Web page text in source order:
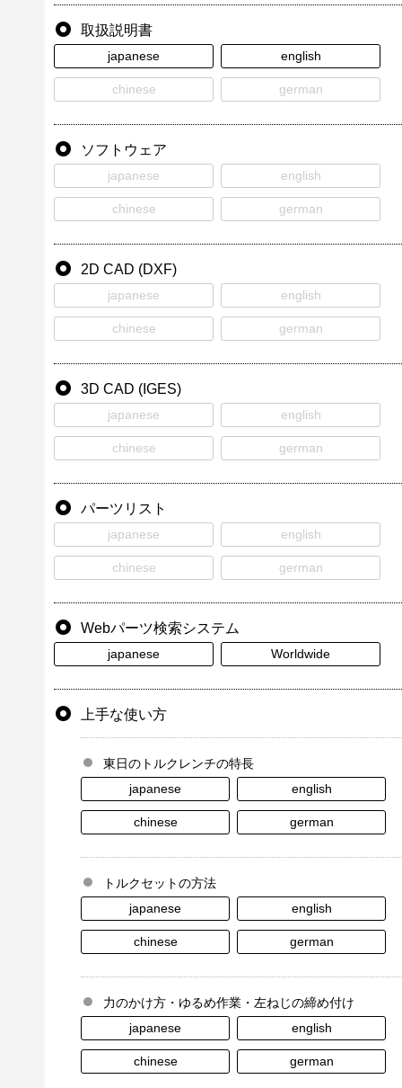
取扱説明書
japanese english
chinese german
ソフトウェア
japanese english
chinese german
2D CAD (DXF)
japanese english
chinese german
3D CAD (IGES)
japanese english
chinese german
パーツリスト
japanese english
chinese german
Webパーツ検索システム
japanese Worldwide
上手な使い方
東日のトルクレンチの特長
japanese
english
chinese german
トルクセットの方法
japanese
english
chinese german
力のかけ方・ゆるめ作業・左ねじの締め付け
japanese
english
chinese german